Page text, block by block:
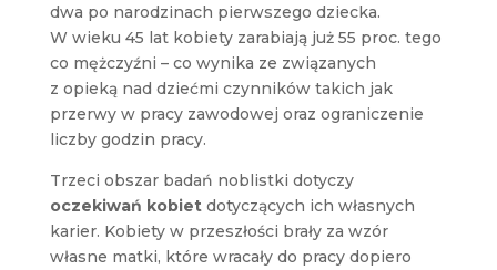
dwa po narodzinach pierwszego dziecka.
W wieku 45 lat kobiety zarabiają już 55 proc. tego
co mężczyźni – co wynika ze związanych
z opieką nad dziećmi czynników takich jak
przerwy w pracy zawodowej oraz ograniczenie
liczby godzin pracy.
Trzeci obszar badań noblistki dotyczy
oczekiwań kobietdotyczących ich własnych
karier. Kobiety w przeszłości brały za wzór
własne matki, które wracały do pracy dopiero